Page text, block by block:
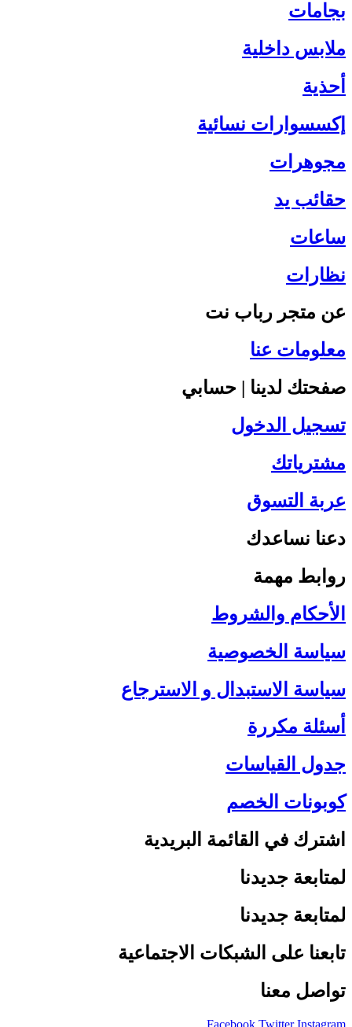
بجامات
ملابس داخلية
أحذية
إكسسوارات نسائية
مجوهرات
حقائب يد
ساعات
نظارات
عن متجر رباب نت
معلومات عنا
صفحتك لدينا | حسابي
تسجيل الدخول
مشترياتك
عربة التسوق
دعنا نساعدك
روابط مهمة
الأحكام والشروط
سياسة الخصوصية
سياسة الاستبدال و الاسترجاع
أسئلة مكررة
جدول القياسات
كوبونات الخصم
اشترك في القائمة البريدية
لمتابعة جديدنا
لمتابعة جديدنا
تابعنا على الشبكات الاجتماعية
تواصل معنا
Facebook Twitter Instagram